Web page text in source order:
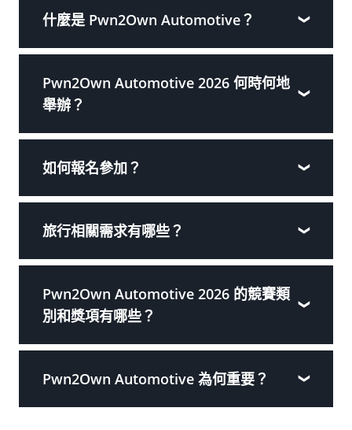
什麼是 Pwn2Own Automotive？
Pwn2Own Automotive 2026 何時何地
舉辦？
如何報名參加？
旅行相關需求有哪些？
Pwn2Own Automotive 2026 的競賽類
別和獎項有哪些？
Pwn2Own Automotive 為何重要？